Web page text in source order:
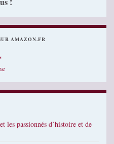
AMAZON.FR
les passionnés d’histoire et de